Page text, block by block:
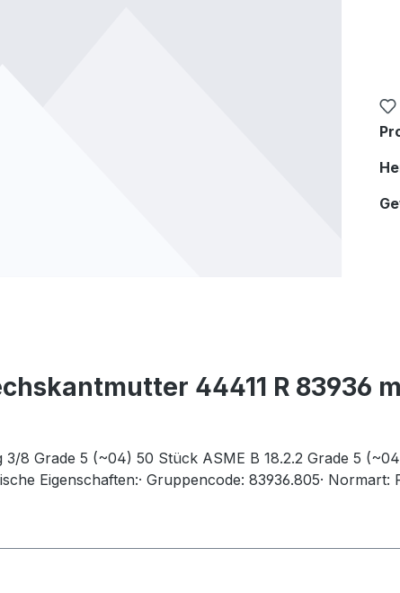
44411 R 83936
8 Grade 5 (~04) 50 Stück ASME B 18.2.2 Grade 5
Eigenschaften:· Gruppencode: 83936.805· Normart: